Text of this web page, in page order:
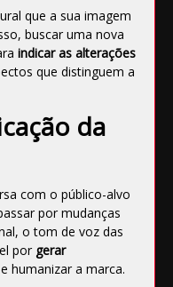
que a sua imagem
buscar uma nova
indicar as alterações
que distinguem a
da
com o público-alvo
por mudanças
o tom de voz das
por gerar
humanizar a marca.